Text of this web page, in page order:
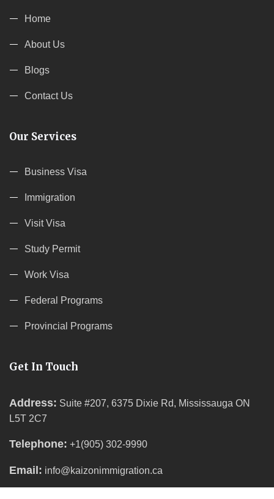
Home
About Us
Blogs
Contact Us
Our Services
Business Visa
Immigration
Visit Visa
Study Permit
Work Visa
Federal Programs
Provincial Programs
Get In Touch
Address: Suite #207, 6375 Dixie Rd, Mississauga ON
L5T 2C7
Telephone: +1(905) 302-9990
Email: info@kaizonimmigration.ca